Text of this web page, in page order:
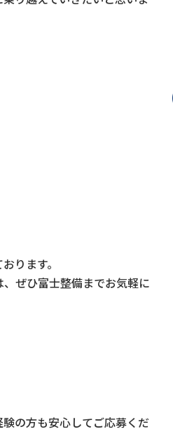
ります。
ぜひ富士整備までお気軽に
の方も安心してご応募くだ